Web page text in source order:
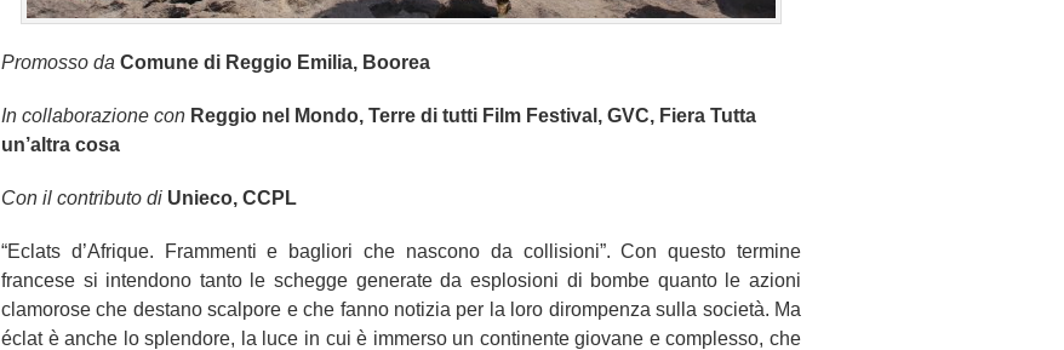
Promosso da Comune di Reggio Emilia, Boorea
In collaborazione con Reggio nel Mondo, Terre di tutti Film Festival, GVC, Fiera Tutta
un’altra cosa
Con il contributo di Unieco, CCPL
“Eclats d’Afrique. Frammenti e bagliori che nascono da collisioni”. Con questo termine
francese si intendono tanto le schegge generate da esplosioni di bombe quanto le azioni
clamorose che destano scalpore e che fanno notizia per la loro dirompenza sulla società. Ma
éclat è anche lo splendore, la luce in cui è immerso un continente giovane e complesso, che